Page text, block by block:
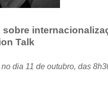
Talk
dia 11 de outubro, das